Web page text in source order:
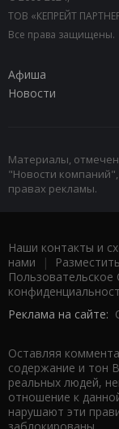
ТОВ «КЕПРЕЙТ
Все права защищены.
Афиша
Новости
Материалы,
"Новости
правах рекламы.
Наши контакты и
нами |
Пользовательское
Реклама на сайте:
Оставляя
содержание и тон
реальных людей,
отношение к
нарушают эти
заблокированы.